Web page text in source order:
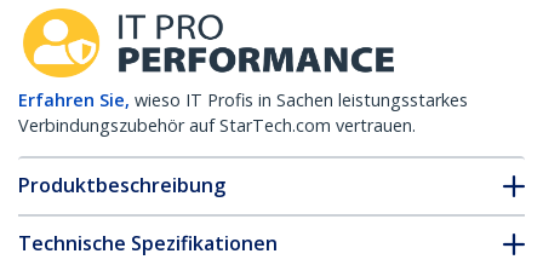
Erfahren Sie, wieso IT Profis in Sachen leistungsstarkes
Verbindungszubehör auf StarTech.com vertrauen.
Produktbeschreibung
Technische Spezifikationen